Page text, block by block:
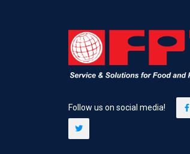
Follow us on social media!